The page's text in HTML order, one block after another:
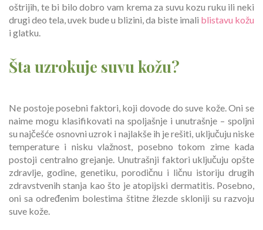
oštrijih, te bi bilo dobro vam krema za suvu kozu ruku ili neki
drugi deo tela, uvek bude u blizini, da biste imali blistavu kožu
i glatku.
Šta uzrokuje suvu kožu?
Ne postoje posebni faktori, koji dovode do suve kože. Oni se
naime mogu klasifikovati na spoljašnje i unutrašnje – spoljni
su najčešće osnovni uzrok i najlakše ih je rešiti, uključuju niske
temperature i nisku vlažnost, posebno tokom zime kada
postoji centralno grejanje. Unutrašnji faktori uključuju opšte
zdravlje, godine, genetiku, porodičnu i ličnu istoriju drugih
zdravstvenih stanja kao što je atopijski dermatitis. Posebno,
oni sa određenim bolestima štitne žlezde skloniji su razvoju
suve kože.